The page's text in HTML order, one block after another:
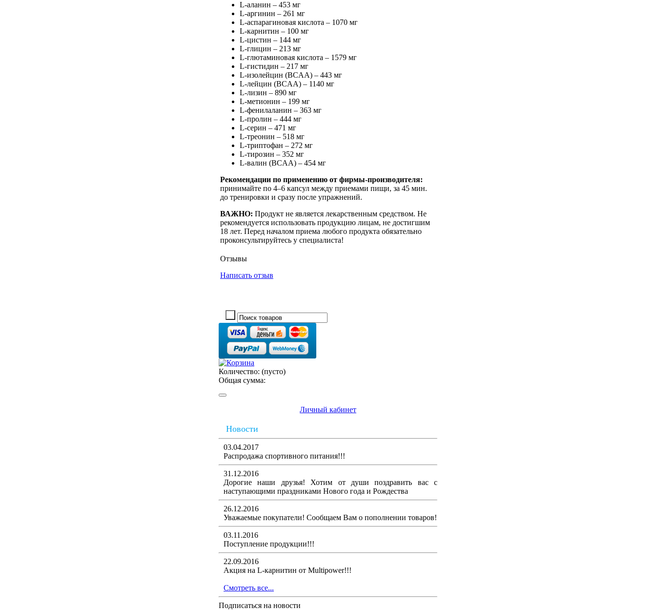
L-аланин – 453 мг
L-аргинин – 261 мг
L-аспарагиновая кислота – 1070 мг
L-карнитин – 100 мг
L-цистин – 144 мг
L-глицин – 213 мг
L-глютаминовая кислота – 1579 мг
L-гистидин – 217 мг
L-изолейцин (BCAA) – 443 мг
L-лейцин (BCAA) – 1140 мг
L-лизин – 890 мг
L-метионин – 199 мг
L-фенилаланин – 363 мг
L-пролин – 444 мг
L-серин – 471 мг
L-треонин – 518 мг
L-триптофан – 272 мг
L-тирозин – 352 мг
L-валин (BCAA) – 454 мг
Рекомендации по применению от фирмы-производителя:
принимайте по 4–6 капсул между приемами пищи, за 45 мин.
до тренировки и сразу после упражнений.
ВАЖНО: Продукт не является лекарственным средством. Не
рекомендуется использовать продукцию лицам, не достигшим
18 лет. Перед началом приема любого продукта обязательно
проконсультируйтесь у специалиста!
Отзывы
Написать отзыв
Количество: (пусто)
Общая сумма:
Личный кабинет
Новости
03.04.2017
Распродажа спортивного питания!!!
31.12.2016
Дорогие наши друзья! Хотим от души поздравить вас с
наступающими праздниками Нового года и Рождества
26.12.2016
Уважаемые покупатели! Сообщаем Вам о пополнении товаров!
03.11.2016
Поступление продукции!!!
22.09.2016
Акция на L-карнитин от Multipower!!!
Смотреть все...
Подписаться на новости